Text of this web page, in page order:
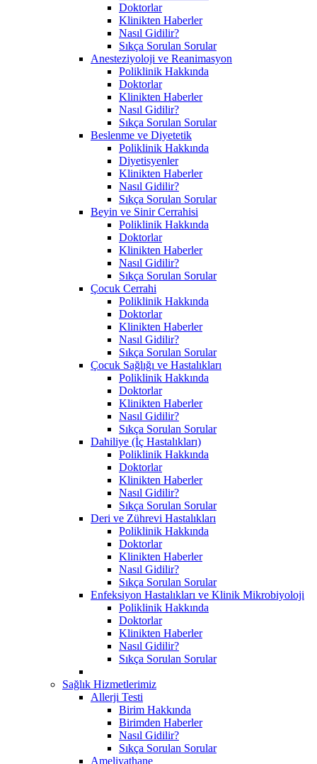
Doktorlar
Klinikten Haberler
Nasıl Gidilir?
Sıkça Sorulan Sorular
Anesteziyoloji ve Reanimasyon
Poliklinik Hakkında
Doktorlar
Klinikten Haberler
Nasıl Gidilir?
Sıkça Sorulan Sorular
Beslenme ve Diyetetik
Poliklinik Hakkında
Diyetisyenler
Klinikten Haberler
Nasıl Gidilir?
Sıkça Sorulan Sorular
Beyin ve Sinir Cerrahisi
Poliklinik Hakkında
Doktorlar
Klinikten Haberler
Nasıl Gidilir?
Sıkça Sorulan Sorular
Çocuk Cerrahi
Poliklinik Hakkında
Doktorlar
Klinikten Haberler
Nasıl Gidilir?
Sıkça Sorulan Sorular
Çocuk Sağlığı ve Hastalıkları
Poliklinik Hakkında
Doktorlar
Klinikten Haberler
Nasıl Gidilir?
Sıkça Sorulan Sorular
Dahiliye (İç Hastalıkları)
Poliklinik Hakkında
Doktorlar
Klinikten Haberler
Nasıl Gidilir?
Sıkça Sorulan Sorular
Deri ve Zührevi Hastalıkları
Poliklinik Hakkında
Doktorlar
Klinikten Haberler
Nasıl Gidilir?
Sıkça Sorulan Sorular
Enfeksiyon Hastalıkları ve Klinik Mikrobiyoloji
Poliklinik Hakkında
Doktorlar
Klinikten Haberler
Nasıl Gidilir?
Sıkça Sorulan Sorular
Sağlık Hizmetlerimiz
Allerji Testi
Birim Hakkında
Birimden Haberler
Nasıl Gidilir?
Sıkça Sorulan Sorular
Ameliyathane